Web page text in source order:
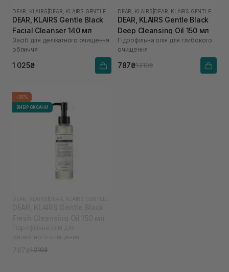
DEAR, KLAIRS
DEAR, KLAIRS Gentle Black
Facial Cleanser 140 мл
Засіб для делікатного очищення
обличчя
1 025₴
DEAR, KLAIRS
DEAR, KLAIRS Gentle Black
Deep Cleansing Oil 150 мл
Гідрофільна олія для глибокого
очищення
787₴1 210₴
-35%
ВИБІР ОКСАНИ
1 210₴